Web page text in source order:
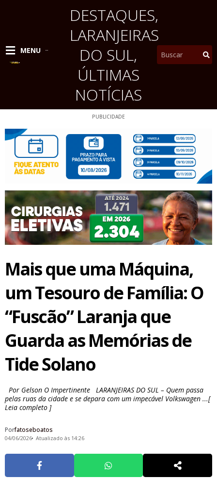
MENU
DESTAQUES,
LARANJEIRAS
DO SUL,
ÚLTIMAS
NOTÍCIAS
Pesquisar
PUBLICIDADE
Mais que uma Máquina,
um Tesouro de Família: O
“Fuscão” Laranja que
Guarda as Memórias de
Tide Solano
Por Gelson O Impertinente LARANJEIRAS DO SUL – Quem passa
pelas ruas da cidade e se depara com um impecável Volkswagen ...[
Leia completo ]
Porfatoseboatos
04/06/2026 Atualizado às 14:26